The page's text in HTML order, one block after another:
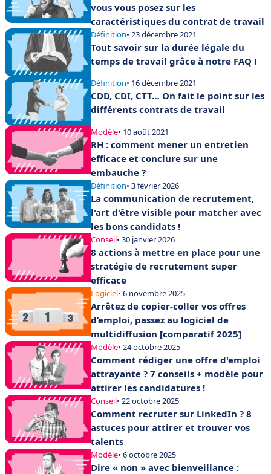
vous vous posez sur les
caractéristiques du contrat de travail
Définition• 23 décembre 2021
Tout savoir sur la durée légale du
temps de travail grâce à notre FAQ !
Définition• 16 décembre 2021
CDD, CDI, CTT… On fait le point sur les
différents contrats de travail
Modèle• 10 août 2021
RH : comment mener un entretien
efficace et conclure sur une
embauche ?
Définition• 3 février 2026
La communication de recrutement,
l'art d'être visible pour matcher avec
les bons candidats !
Conseil• 30 janvier 2026
8 actions à mettre en place pour une
stratégie de recrutement super
efficace
Logiciel• 6 novembre 2025
Arrêtez de copier-coller vos offres
d’emploi, passez au logiciel de
multidiffusion [comparatif 2025]
Modèle• 24 octobre 2025
Comment rédiger une offre d'emploi
attrayante ? 7 conseils + modèle pour
attirer les candidatures !
Conseil• 22 octobre 2025
Comment recruter sur LinkedIn ? 8
astuces pour attirer et trouver vos
talents
Modèle• 6 octobre 2025
Dire « non » avec bienveillance :